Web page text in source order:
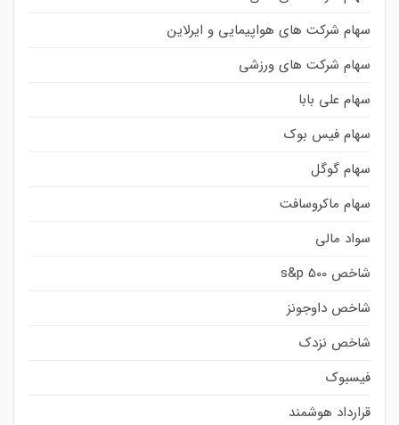
سهام شرکت های هواپیمایی و ایرلاین
سهام شرکت های ورزشی
سهام علی بابا
سهام فیس بوک
سهام گوگل
سهام ماکروسافت
سواد مالی
شاخص s&p 500
شاخص داوجونز
شاخص نزدک
فیسبوک
قرارداد هوشمند